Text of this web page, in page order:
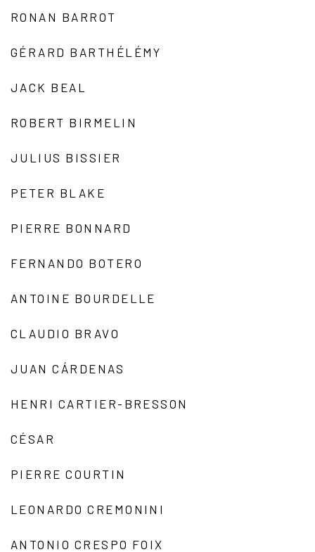
RONAN BARROT
GÉRARD BARTHÉLÉMY
JACK BEAL
ROBERT BIRMELIN
JULIUS BISSIER
PETER BLAKE
PIERRE BONNARD
FERNANDO BOTERO
ANTOINE BOURDELLE
CLAUDIO BRAVO
JUAN CÁRDENAS
HENRI CARTIER-BRESSON
CÉSAR
PIERRE COURTIN
LEONARDO CREMONINI
ANTONIO CRESPO FOIX